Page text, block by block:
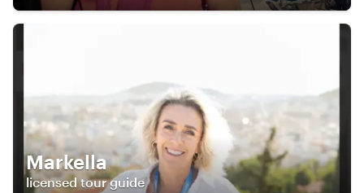
Markella
licensed tour guide